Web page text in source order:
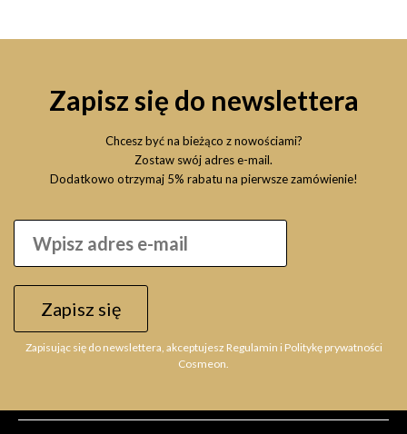
STAPIZ Lumi Color Treatment 240ml, szampon do włosów
17,99 zł
Zapisz się do newslettera
Chcesz być na bieżąco z nowościami?
Zostaw swój adres e-mail.
Dodatkowo otrzymaj 5% rabatu na pierwsze zamówienie!
Zapisz się
Zapisując się do newslettera, akceptujesz Regulamin i Politykę prywatności
Cosmeon.